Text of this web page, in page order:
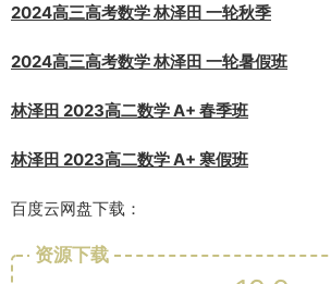
2024高三高考数学 林泽田 一轮秋季
2024高三高考数学 林泽田 一轮暑假班
林泽田 2023高二数学 A+ 春季班
林泽田 2023高二数学 A+ 寒假班
百度云网盘下载：
资源下载